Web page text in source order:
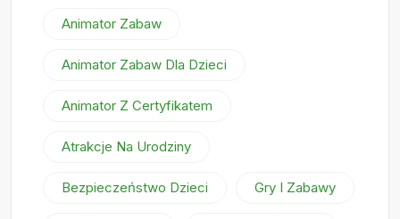
Animator Zabaw
Animator Zabaw Dla Dzieci
Animator Z Certyfikatem
Atrakcje Na Urodziny
Bezpieczeństwo Dzieci Gry I Zabawy